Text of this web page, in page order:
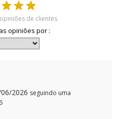
de clientes
opiniões por :
2026 seguindo uma